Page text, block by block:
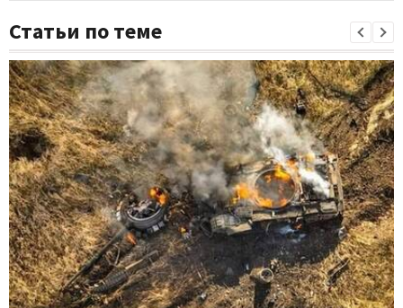
Статьи по теме